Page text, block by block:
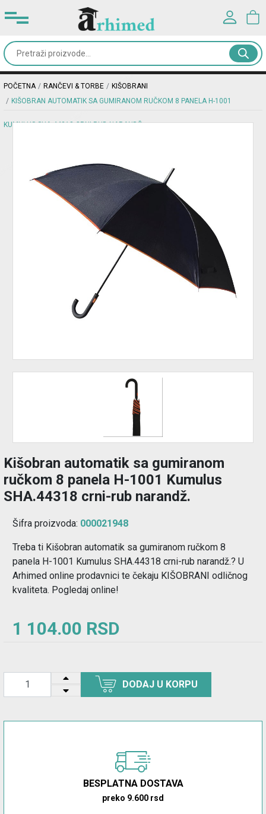
Kancelarijski
materijal
Školski
torbe
Registracija
korisnika
Korisničko ime*
Lozinka*
PRIJAVA
Registracija Zaboravljena lozinka?
POČETNA RANČEVI & TORBE
KIŠOBRANI
KIŠOBRAN AUTOMATIK SA GUMIRANOM RUČKOM 8 PANELA H-1001
KUMULUS SHA.44318 CRNI-RUB NARANDŽ.
Kišobran automatik sa gumiranom
ručkom 8 panela H-1001 Kumulus
SHA.44318 crni-rub narandž.
Šifra proizvoda: 000021948
Treba ti Kišobran automatik sa gumiranom ručkom 8
panela H-1001 Kumulus SHA.44318 crni-rub narandž.? U
Arhimed online prodavnici te čekaju KIŠOBRANI odličnog
kvaliteta. Pogledaj online!
1 104.00 RSD
DODAJ U KORPU
BESPLATNA DOSTAVA
preko 9.600 rsd